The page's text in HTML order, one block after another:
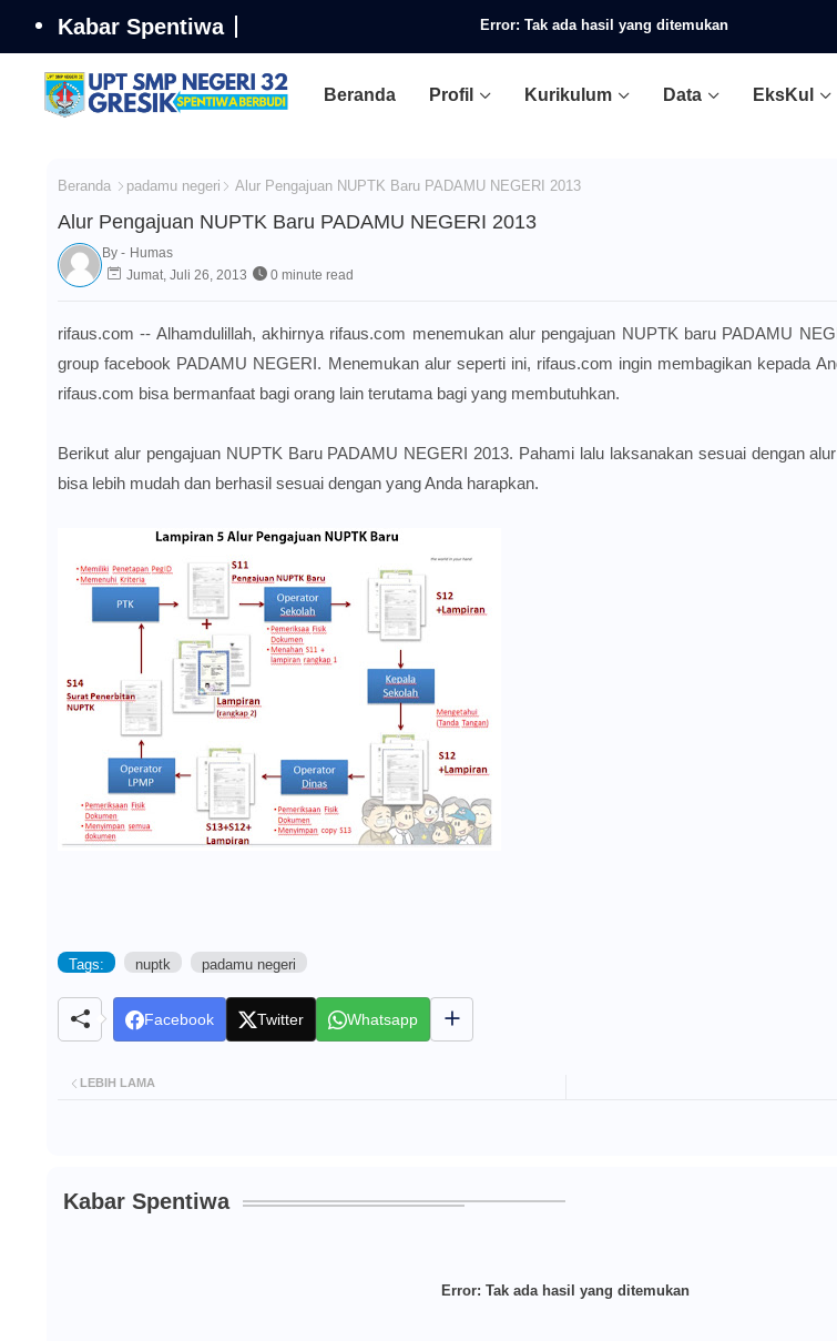
Kabar Spentiwa Error: Tak ada hasil yang ditemukan
Beranda Profil Kurikulum Data EksKul
Beranda padamu negeri Alur Pengajuan NUPTK Baru PADAMU NEGERI 2013
Alur Pengajuan NUPTK Baru PADAMU NEGERI 2013
By - Humas
Jumat, Juli 26, 2013
0 minute read
rifaus.com -- Alhamdulillah, akhirnya rifaus.com menemukan alur pengajuan NUPTK baru PADAMU
groupfacebook PADAMU NEGERI. Menemukan alur seperti ini, rifaus.com ingin membagikan kepada
rifaus.com bisa bermanfaat bagi orang lain terutama bagi yang membutuhkan.
Berikut alur pengajuan NUPTK Baru PADAMU NEGERI 2013. Pahami lalu laksanakan sesuai dengan
bisa lebih mudah dan berhasil sesuai dengan yang Anda harapkan.
Tags: nuptk padamu negeri
Facebook Twitter Whatsapp
LEBIH LAMA
Kabar Spentiwa
Error: Tak ada hasil yang ditemukan